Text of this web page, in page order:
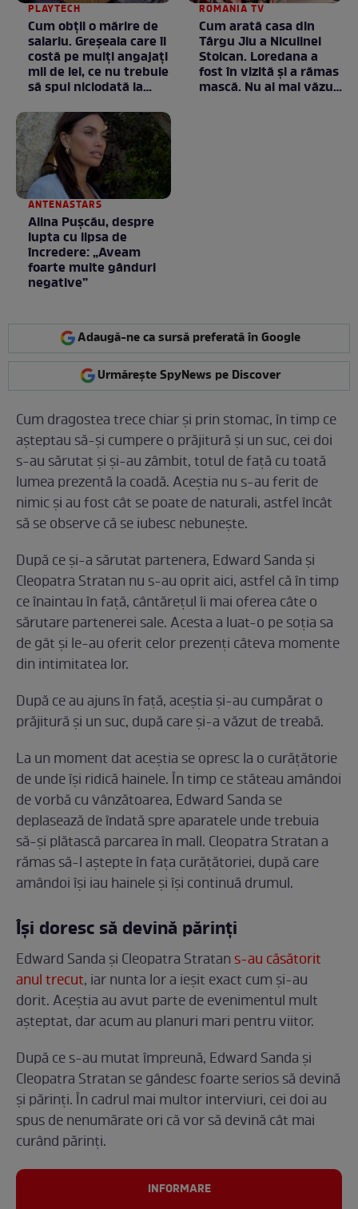
PLAYTECH
Cum obții o mărire de
salariu. Greșeala care îi
costă pe mulți angajați
mii de lei, ce nu trebuie
să spui niciodată la
ROMANIA TV
Cum arată casa din
Târgu Jiu a Niculinei
Stoican. Loredana a
fost în vizită și a rămas
mască. Nu ai mai văzut
ANTENASTARS
Alina Pușcău, despre
lupta cu lipsa de
încredere: „Aveam
foarte multe gânduri
negative”
Adaugă-ne ca sursă preferată în Google
Urmărește SpyNews pe Discover
Cum dragostea trece chiar și prin stomac, în timp ce
așteptau să-și cumpere o prăjitură și un suc, cei doi
s-au sărutat și și-au zâmbit, totul de față cu toată
lumea prezentă la coadă. Aceștia nu s-au ferit de
nimic și au fost cât se poate de naturali, astfel încât
să se observe că se iubesc nebunește.
După ce și-a sărutat partenera, Edward Sanda și
Cleopatra Stratan nu s-au oprit aici, astfel că în timp
ce înaintau în față, cântărețul îi mai oferea câte o
sărutare partenerei sale. Acesta a luat-o pe soția sa
de gât și le-au oferit celor prezenți câteva momente
din intimitatea lor.
După ce au ajuns în față, aceștia și-au cumpărat o
prăjitură și un suc, după care și-a văzut de treabă.
La un moment dat aceștia se opresc la o curățătorie
de unde își ridică hainele. În timp ce stăteau amândoi
de vorbă cu vânzătoarea, Edward Sanda se
deplasează de îndată spre aparatele unde trebuia
să-și plătască parcarea în mall. Cleopatra Stratan a
rămas să-l aștepte în fața curățătoriei, după care
amândoi își iau hainele și își continuă drumul.
Își doresc să devină părinți
Edward Sanda și Cleopatra Stratan s-au căsătorit
anul trecut, iar nunta lor a ieșit exact cum și-au
dorit. Aceștia au avut parte de evenimentul mult
așteptat, dar acum au planuri mari pentru viitor.
După ce s-au mutat împreună, Edward Sanda și
Cleopatra Stratan se gândesc foarte serios să devină
și părinți. În cadrul mai multor interviuri, cei doi au
spus de nenumărate ori că vor să devină cât mai
curând părinți.
INFORMARE